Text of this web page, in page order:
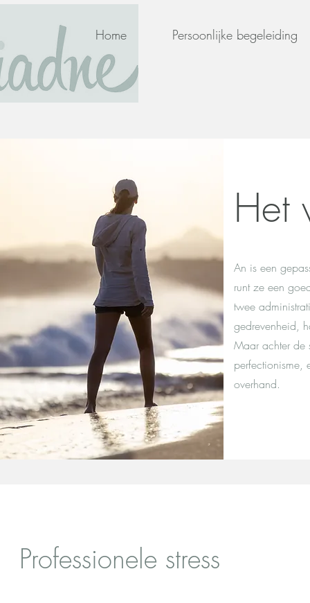
Home Persoonlijke begeleiding
Het
An is een
runt ze een
twee
gedrevenheid,
Maar achter de
perfectionisme,
overhand.
Professionele stress